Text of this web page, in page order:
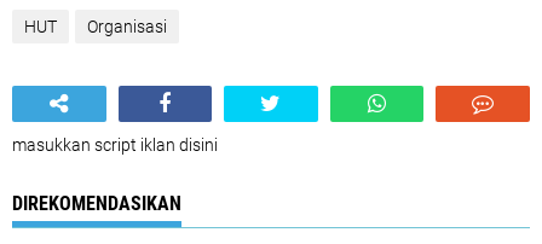
HUT Organisasi
masukkan script iklan disini
DIREKOMENDASIKAN